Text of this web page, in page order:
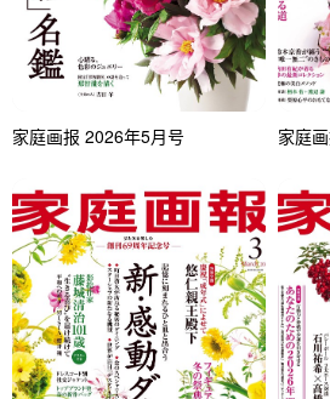
家庭画报 2026年5月号